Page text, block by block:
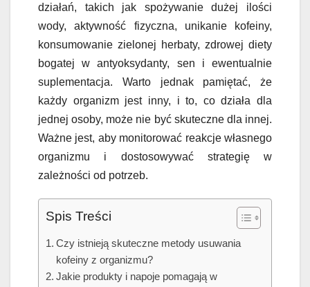
działań, takich jak spożywanie dużej ilości
wody, aktywność fizyczna, unikanie kofeiny,
konsumowanie zielonej herbaty, zdrowej diety
bogatej w antyoksydanty, sen i ewentualnie
suplementacja. Warto jednak pamiętać, że
każdy organizm jest inny, i to, co działa dla
jednej osoby, może nie być skuteczne dla innej.
Ważne jest, aby monitorować reakcje własnego
organizmu i dostosowywać strategię w
zależności od potrzeb.
Spis Treści
Czy istnieją skuteczne metody usuwania
kofeiny z organizmu?
Jakie produkty i napoje pomagają w